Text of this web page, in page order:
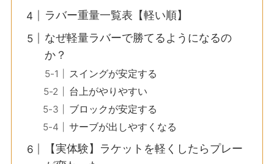
ラバー重量一覧表【軽い順】
なぜ軽量ラバーで勝てるようになるの
か？
スイングが安定する
台上がやりやすい
ブロックが安定する
サーブが出しやすくなる
【実体験】ラケットを軽くしたらプレー